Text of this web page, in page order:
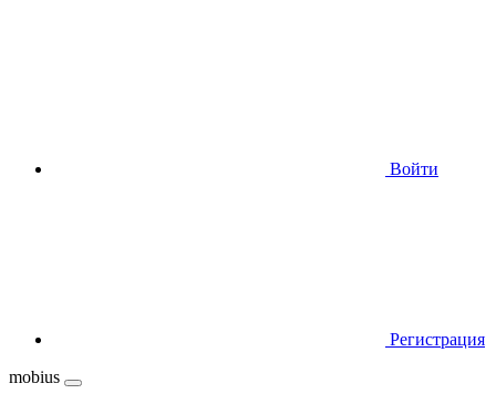
Войти
Регистрация
mobius